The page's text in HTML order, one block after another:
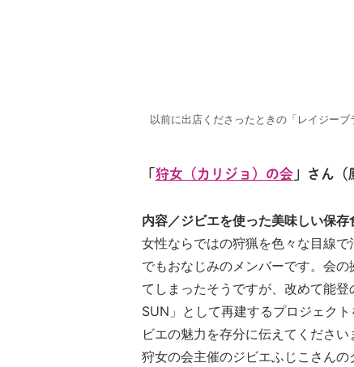
以前に出店くださったときの「レイジー
狩女（カリジョ）の会」さん（
内容／ジビエを使った美味しい保
女性ならではの狩猟を色々な目線
でもおなじみのメンバーです。会
てしまったそうですが、改めて能
SUN」として再建するプロジェク
ビエの魅力を存分に伝えてください
狩女の会主催のジビエふじこさん